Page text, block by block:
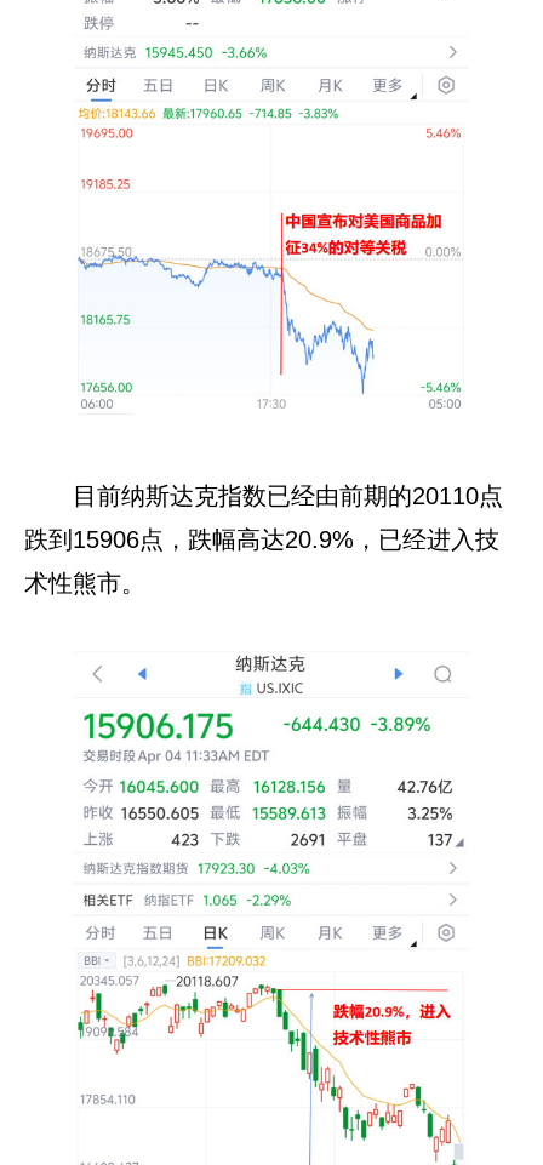
目前纳斯达克指数已经由前期的20110点
跌到15906点，跌幅高达20.9%，已经进入技
术性熊市。